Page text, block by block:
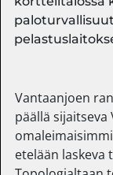
Vantaanjoen
päällä sijaitseva
etelään laskeva